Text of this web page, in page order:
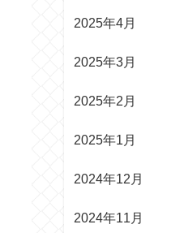
2025年4月
2025年3月
2025年2月
2025年1月
2024年12月
2024年11月